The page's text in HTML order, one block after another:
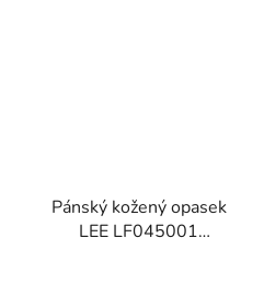
Pánský kožený opasek
LEE LF045001